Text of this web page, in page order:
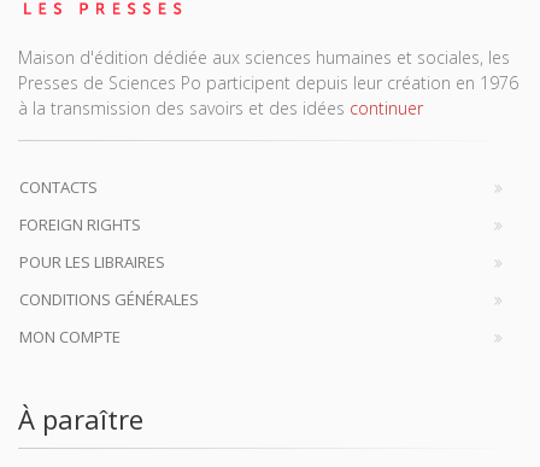
Maison d'édition dédiée aux sciences humaines et sociales, les
Presses de Sciences Po participent depuis leur création en 1976
à la transmission des savoirs et des idées continuer
CONTACTS
FOREIGN RIGHTS
POUR LES LIBRAIRES
CONDITIONS GÉNÉRALES
MON COMPTE
À paraître